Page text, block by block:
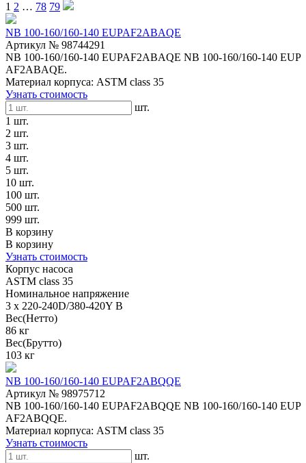
1 2 … 78 79
NB 100-160/160-140 EUPAF2ABAQE
Артикул № 98744291
NB 100-160/160-140 EUPAF2ABAQE NB 100-160/160-140 EUP
AF2ABAQE.
Материал корпуса: ASTM class 35
Узнать стоимость
шт.
1 шт.
2 шт.
3 шт.
4 шт.
5 шт.
10 шт.
100 шт.
500 шт.
999 шт.
В корзину
В корзину
Узнать стоимость
Корпус насоса
ASTM class 35
Номинальное напряжение
3 x 220-240D/380-420Y В
Вес(Нетто)
86 кг
Вес(Брутто)
103 кг
NB 100-160/160-140 EUPAF2ABQQE
Артикул № 98975712
NB 100-160/160-140 EUPAF2ABQQE NB 100-160/160-140 EUP
AF2ABQQE.
Материал корпуса: ASTM class 35
Узнать стоимость
шт.